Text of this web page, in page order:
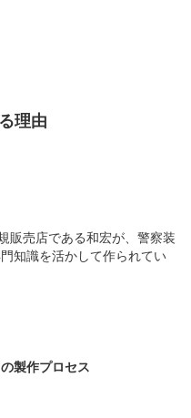
理由
販売店である和宏が、警察装
知識を活かして作られてい
製作プロセス